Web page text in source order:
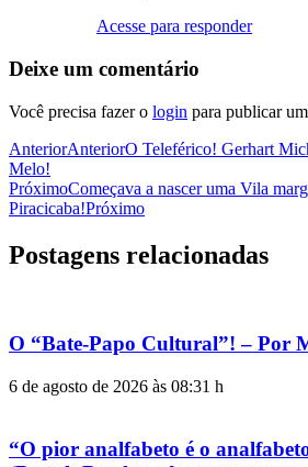
Acesse para responder
Deixe um comentário
Você precisa fazer o login para publicar
AnteriorAnteriorO Teleférico! Gerhart
Melo!
PróximoComeçava a nascer uma Vila
Piracicaba!Próximo
Postagens relacionadas
O “Bate-Papo Cultural”! – Por
6 de agosto de 2026 às 08:31 h
“O pior analfabeto é o